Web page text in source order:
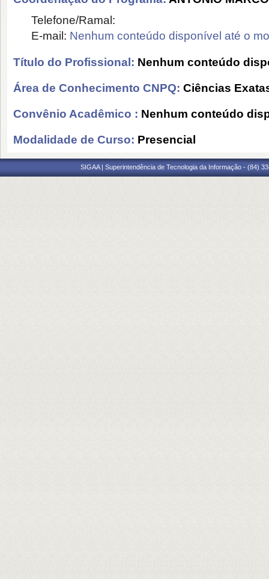
Telefone/Ramal:
E-mail: Nenhum conteúdo disponível até o
Título do Profissional: Nenhum conteúdo
Área de Conhecimento CNPQ: Ciências
Convênio Acadêmico : Nenhum conteúdo
Modalidade de Curso: Presencial
SIGAA | Superintendência de Tecnologia da Informação - (84)